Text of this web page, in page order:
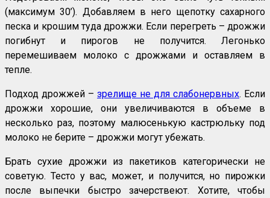
(максимум 30’). Добавляем в него щепотку сахарного
песка и крошим туда дрожжи. Если перегреть – дрожжи
погибнут и пирогов не получится. Легонько
перемешиваем молоко с дрожжами и оставляем в
тепле.
Подход дрожжей – зрелище не для слабонервных. Если
дрожжи хорошие, они увеличиваются в объеме в
несколько раз, поэтому малюсенькую кастрюльку под
молоко не берите – дрожжи могут убежать.
Брать сухие дрожжи из пакетиков категорически не
советую. Тесто у вас, может, и получится, но пирожки
после выпечки быстро зачерствеют. Хотите, чтобы